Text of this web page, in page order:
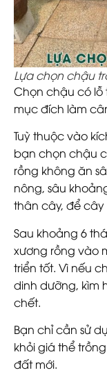
Lựa chọn chậu
Chọn chậu có
mục đích làm
Tuỳ thuộc vào
bạn chọn chậu
rồng không ăn
nông, sâu
thân cây, để cây
Sau khoảng 6
xương rồng vào
triển tốt. Vì nếu
dinh dưỡng, kìm
chết.
Bạn chỉ cần sử
khỏi giá thể
đất mới.